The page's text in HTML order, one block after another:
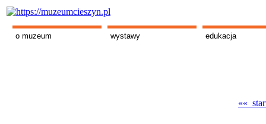
o muzeum wystawy edukacja
««